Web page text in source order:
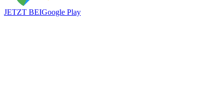
JETZT BEIGoogle Play